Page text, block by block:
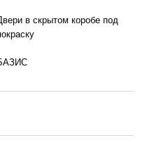
в скрытом коробе под